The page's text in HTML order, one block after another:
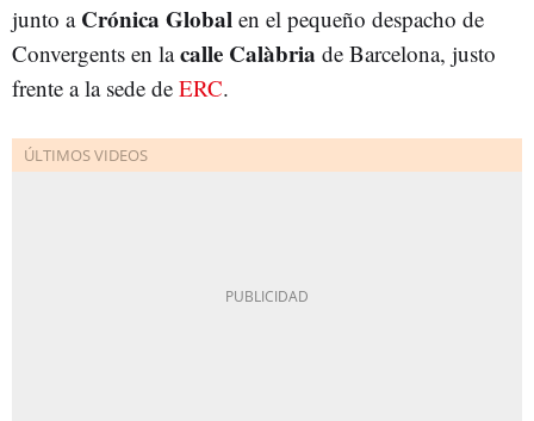
junto a Crónica Global en el pequeño despacho de
Convergents en lacalle Calàbria de Barcelona, justo
frente a la sede de ERC.